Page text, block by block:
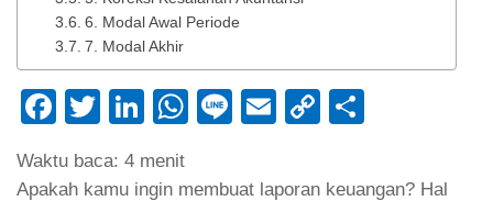
6. Modal Awal Periode
7. Modal Akhir
Facebook
TwitterLinkedIn
WhatsApp
LineEmailCopy
Waktu baca: 4 menit
Apakah kamu ingin membuat laporan keuangan? Hal